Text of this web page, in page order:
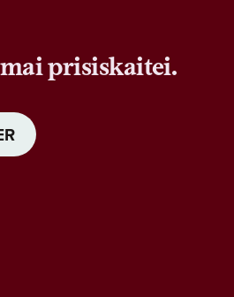
prisiskaitei.